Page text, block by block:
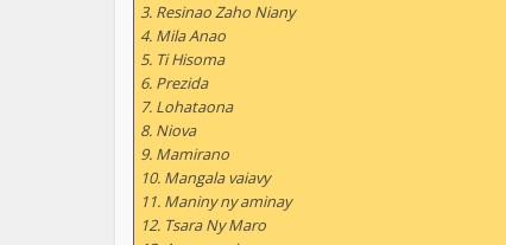
3. Resinao Zaho Niany
4. Mila Anao
5. Ti Hisoma
6. Prezida
7. Lohataona
8. Niova
9. Mamirano
10. Mangala vaiavy
11. Maniny ny aminay
12. Tsara Ny Maro